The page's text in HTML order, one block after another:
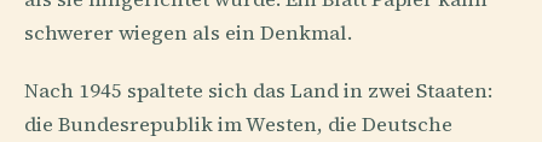
schwerer wiegen als ein Denkmal.
Nach 1945 spaltete sich das Land in zwei Staaten:
die Bundesrepublik im Westen, die Deutsche